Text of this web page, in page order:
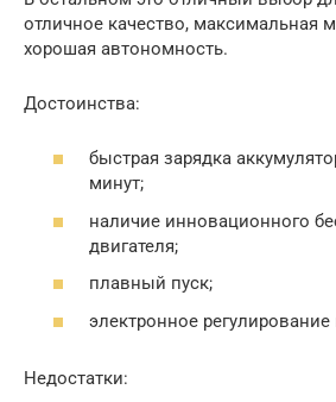
отличное качество, максимальная
хорошая автономность.
Достоинства:
быстрая зарядка
минут;
наличие инновационного
двигателя;
плавный пуск;
электронное
Недостатки: